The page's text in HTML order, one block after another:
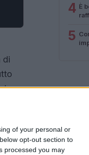
of your personal or
opt-out section to
processed you may
di
i
4 È
5